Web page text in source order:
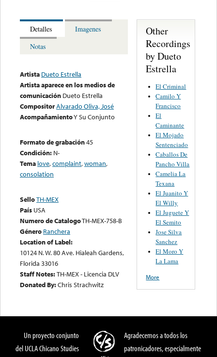
Detalles
Imagenes
Notas
Artista Dueto Estrella
Artista aparece en los medios de
comunicación Dueto Estrella
CompositorAlvarado Oliva, José
AcompañamientoY Su Conjunto
Formato de grabación45
Condición: N-
Tema love,complaint,woman,
consolation
SelloTH-MEX
País USA
Numero de CatalogoTH-MEX-758-B
Género Ranchera
Location of Label:
10124 N. W. 80 Ave. Hialeah Gardens,
Florida 33016
Staff Notes:TH-MEX - Licencia DLV
Donated By:Chris Strachwitz
Other
Recordings
by Dueto
Estrella
El Criminal
Camilo Y
Francisco
El
Caminante
El Mojado
Sentenciado
Caballos De
Pancho Villa
Camelia La
Texana
El Juanito Y
El Willy
El Juguete Y
El Semito
Jose Silva
Sanchez
El Moro Y
La Lama
More
Un proyecto conjunto
del UCLA Chicano Studies
Agradecemos a todos los
patronicadores, especialmente